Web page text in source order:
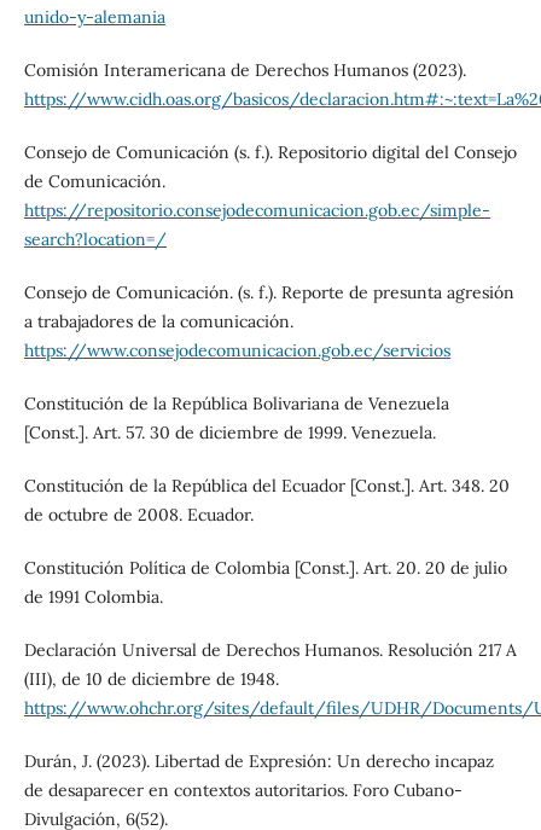
unido-y-alemania
Comisión Interamericana de Derechos Humanos (2023).
https://www.cidh.oas.org/basicos/
Consejo de Comunicación (s. f.). Repositorio digital del Consejo
de Comunicación.
https://repositorio.consejodecomunicacion.gob.ec/simple-
search?location=/
Consejo de Comunicación. (s. f.). Reporte de presunta agresión
a trabajadores de la comunicación.
https://www.consejodecomunicacion.gob.ec/servicios
Constitución de la República Bolivariana de Venezuela
[Const.]. Art. 57. 30 de diciembre de 1999. Venezuela.
Constitución de la República del Ecuador [Const.]. Art. 348. 20
de octubre de 2008. Ecuador.
Constitución Política de Colombia [Const.]. Art. 20. 20 de julio
de 1991 Colombia.
Declaración Universal de Derechos Humanos. Resolución 217 A
(III), de 10 de diciembre de 1948.
https://www.ohchr.org/sites/default/files/UDHR/Documents/
Durán, J. (2023). Libertad de Expresión: Un derecho incapaz
de desaparecer en contextos autoritarios. Foro Cubano-
Divulgación, 6(52).